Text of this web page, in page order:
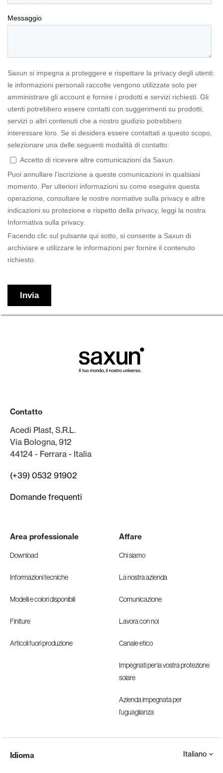
Contatto
Acedi Plast, S.R.L.
Via Bologna, 912
44124 - Ferrara - Italia
(+39) 0532 91902
Domande frequenti
Area professionale
Download
Informazioni tecniche
Modelli e colori disponibili
Finiture
Articoli fuori produzione
Affare
Chi siamo
La nostra azienda
Comunicazione
Lavora con noi
Canale etico
Impegnati per la vostra protezione
solare
Azienda impegnata per
l’uguaglianza
Idioma Italiano